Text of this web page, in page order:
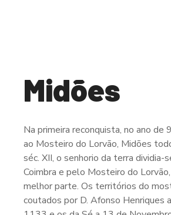
Midões
Na primeira reconquista, no ano de
ao Mosteiro do Lorvão, Midões
séc. XII, o senhorio da terra dividia-
Coimbra e pelo Mosteiro do
melhor parte. Os territórios do
coutados por D. Afonso Henriques